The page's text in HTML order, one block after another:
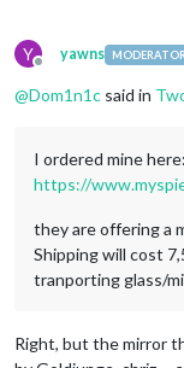
Y
Offline
yawns MODERATOR
@Dom1n1c said in
I ordered mine here:
https://
they are offering a
Shipping will cost
tranporting glass/
Right, but the mirror